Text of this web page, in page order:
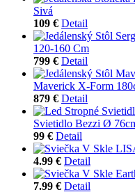
Sivá
109 € Detail
120-160 Cm
799 € Detail
Maverick X-Form
879 € Detail
Svietidlo Bezzi Ø
99 € Detail
4.99 € Detail
7.99 € Detail